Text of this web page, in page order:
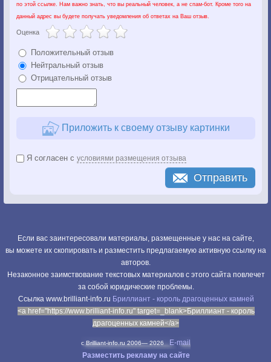
по этой ссылке. Нам важно знать, что вы реальный человек, а не спам-бот. Кроме того на
данный адрес вы будете получать уведомления об ответах на Ваш отзыв.
Оценка
Положительный отзыв
Нейтральный отзыв
Отрицательный отзыв
Приложить к своему отзыву картинки
Я согласен с условиями размещения отзыва
Отправить
Если вас заинтересовали материалы, размещенные у нас на сайте,
вы можете их скопировать и разместить предлагаемую активную ссылку на
авторов.
Незаконное заимствование текстовых материалов с этого сайта повлечет
за собой юридические проблемы.
Cсылка www.brilliant-info.ru Бриллиант - король драгоценных камней
<a href="https://www.brilliant-info.ru" target=_blank>Бриллиант - король
драгоценных камней</a>
c Brilliant-info.ru 2006— 2026
E-mail
Разместить рекламу на сайте